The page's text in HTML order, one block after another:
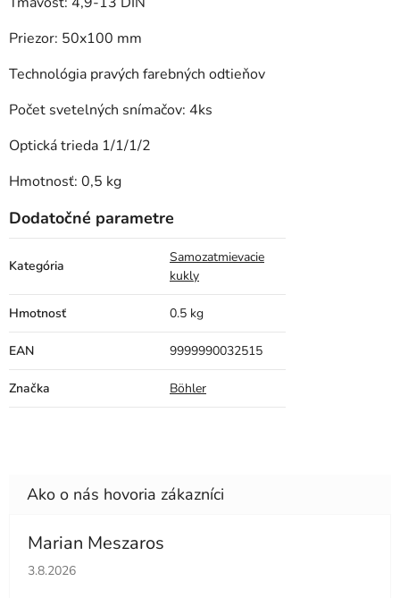
Priezor: 50x100 mm
Technológia pravých farebných odtieňov
Počet svetelných snímačov: 4ks
Optická trieda 1/1/1/2
Hmotnosť: 0,5 kg
Dodatočné parametre
Kategória
Samozatmievacie
kukly
Hmotnosť 0.5 kg
EAN 9999990032515
Značka Böhler
Marian Meszaros
Hodnotenie obchodu je 5 z 5 hviezdičiek.
3.8.2026